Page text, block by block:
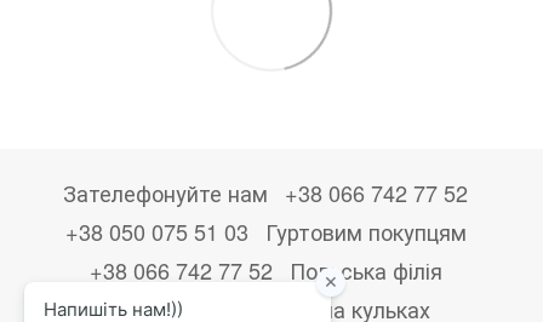
Зателефонуйте нам
+38 066 742 77 52
+38 050 075 51 03
Гуртовим покупцям
+38 066 742 77 52
Польська філія
+48533867723
Друк на кульках